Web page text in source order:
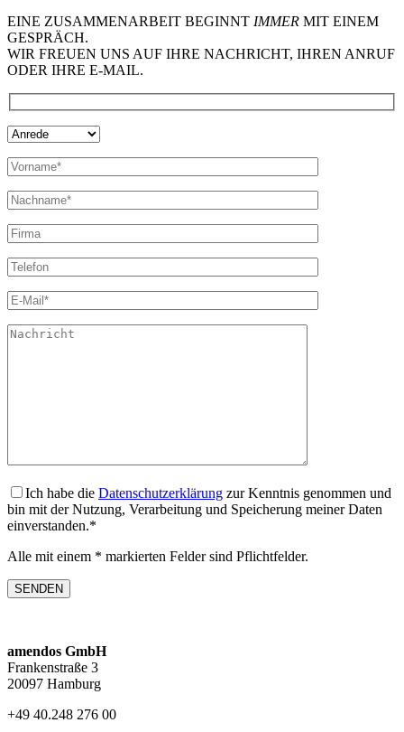
EINE ZUSAMMENARBEIT BEGINNT IMMER MIT EINEM
GESPRÄCH.
WIR FREUEN UNS AUF IHRE NACHRICHT, IHREN ANRUF
ODER IHRE E-MAIL.
Ich habe die Datenschutzerklärung zur Kenntnis genommen und
bin mit der Nutzung, Verarbeitung und Speicherung meiner Daten
einverstanden.*
Alle mit einem * markierten Felder sind Pflichtfelder.
amendos GmbH
Frankenstraße 3
20097 Hamburg
+49 40.248 276 00